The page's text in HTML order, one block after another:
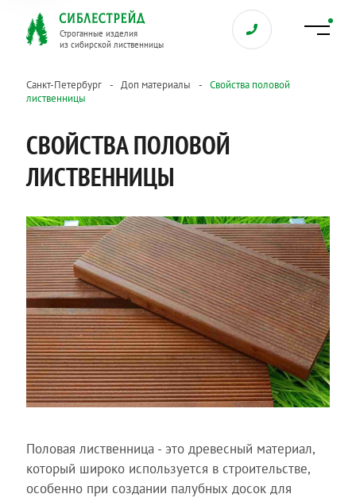
Строганные изделия
из сибирской лиственницы
Санкт-Петербург Доп материалы
Свойства половой
лиственницы
СВОЙСТВА ПОЛОВОЙ
ЛИСТВЕННИЦЫ
Половая лиственница - это древесный материал,
который широко используется в строительстве,
особенно при создании палубных досок для